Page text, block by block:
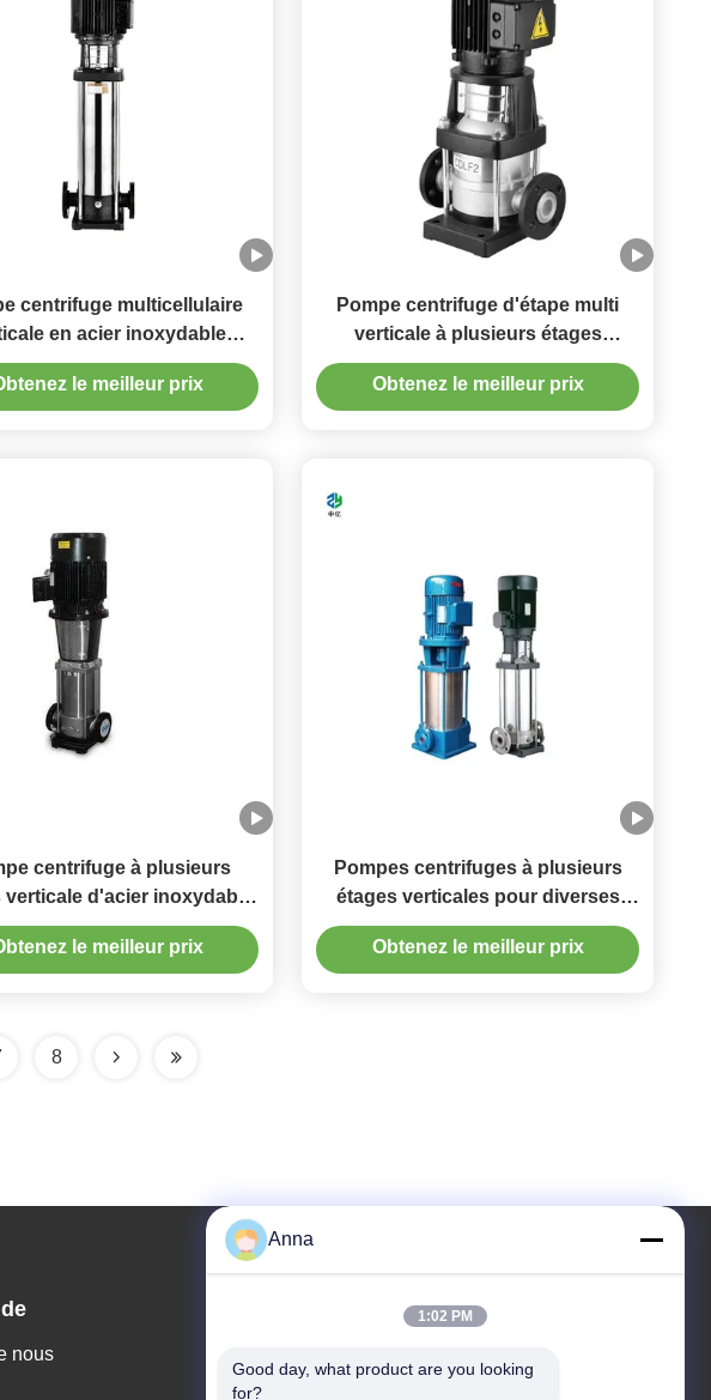
centrifuge multicellulaire
en acier inoxydable
avec joint mécanique
résistant à l'usure
le meilleur prix
Pompe centrifuge d'étape multi
verticale à plusieurs étages
verticale de la pompe CDL CDLF
d'eau chaude
Obtenez le meilleur prix
centrifuge à plusieurs
verticale d'acier inoxydable
de l'essence de l'eau de
CDL/CDLF
le meilleur prix
Pompes centrifuges à plusieurs
étages verticales pour diverses
industries
Obtenez le meilleur prix
8
nous
No.121. Ville Quzhou Zhejiang Chine de Kecheng
Anna
1:02 PM
Good day, what product are you looking
for?